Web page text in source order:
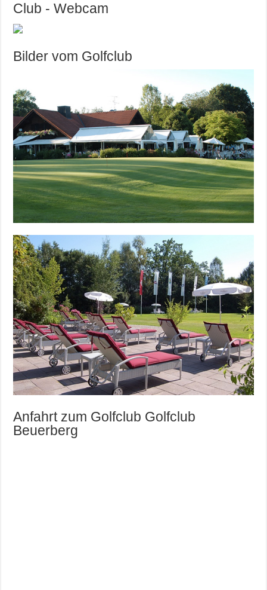
Club - Webcam
Bilder vom Golfclub
Anfahrt zum Golfclub Golfclub
Beuerberg